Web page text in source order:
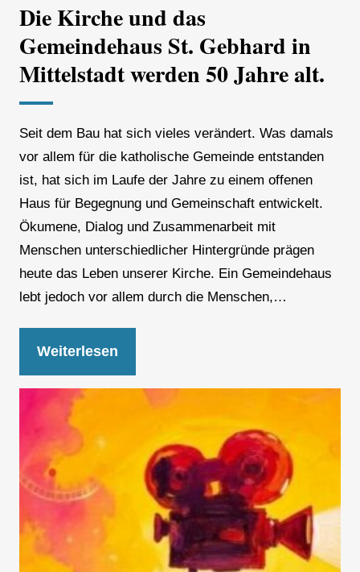
Die Kirche und das
Gemeindehaus St. Gebhard in
Mittelstadt werden 50 Jahre alt.
Seit dem Bau hat sich vieles verändert. Was damals
vor allem für die katholische Gemeinde entstanden
ist, hat sich im Laufe der Jahre zu einem offenen
Haus für Begegnung und Gemeinschaft entwickelt.
Ökumene, Dialog und Zusammenarbeit mit
Menschen unterschiedlicher Hintergründe prägen
heute das Leben unserer Kirche. Ein Gemeindehaus
lebt jedoch vor allem durch die Menschen,…
Weiterlesen